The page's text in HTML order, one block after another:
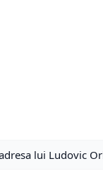
lui Ludovic